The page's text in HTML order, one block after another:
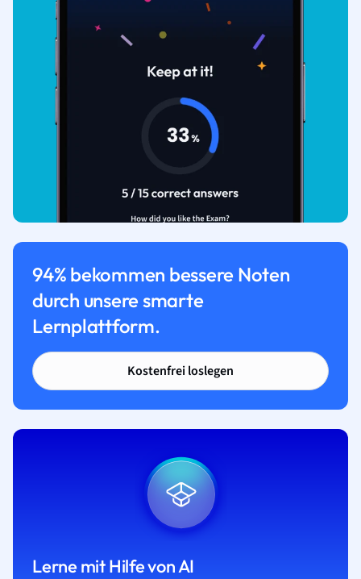
94% bekommen bessere Noten
durch unsere smarte
Lernplattform.
Kostenfrei loslegen
Lerne mit Hilfe von AI